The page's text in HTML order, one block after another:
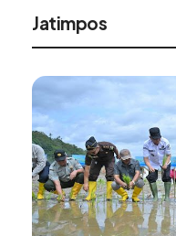
Alinea